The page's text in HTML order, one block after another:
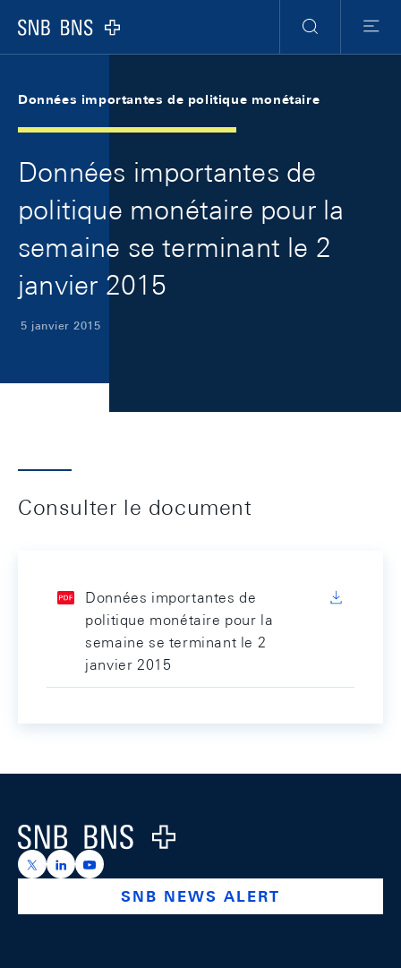
Logo
RechercheMenu
Données importantes de politique monétaire
Données importantes de
politique monétaire pour la
semaine se terminant le 2
janvier 2015
5 janvier 2015
Consulter le document
Données importantes de
politique monétaire pour la
semaine se terminant le 2
janvier 2015
Logo
https://x.com/snb_bns
https://ch.linkedin.com/company/swiss-national-
https://www.youtube.com/@swissnationalbank
SNB NEWS ALERT